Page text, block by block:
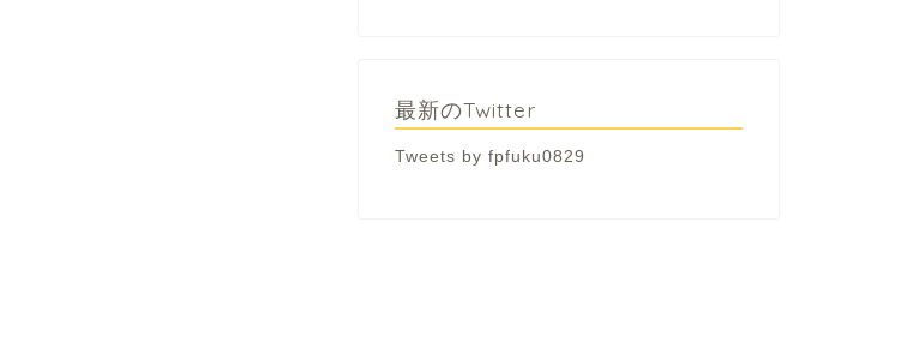
最新のTwitter
Tweets by fpfuku0829